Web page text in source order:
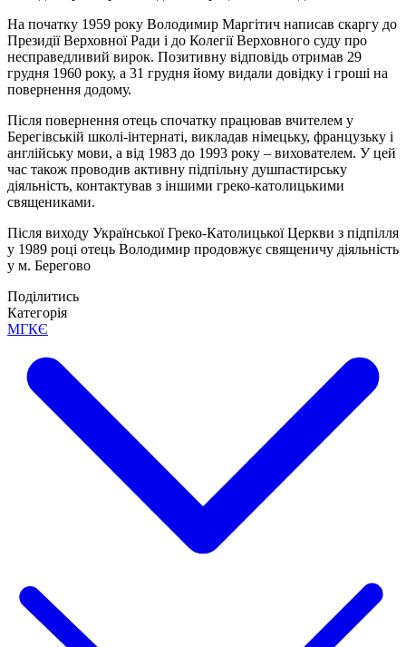
На початку 1959 року Володимир Маргітич написав скаргу до
Президії Верховної Ради і до Колегії Верховного суду про
несправедливий вирок. Позитивну відповідь отримав 29
грудня 1960 року, а 31 грудня йому видали довідку і гроші на
повернення додому.
Після повернення отець спочатку працював вчителем у
Берегівській школі-інтернаті, викладав німецьку, французьку і
англійську мови, а від 1983 до 1993 року – вихователем. У цей
час також проводив активну підпільну душпастирську
діяльність, контактував з іншими греко-католицькими
священиками.
Після виходу Української Греко-Католицької Церкви з підпілля
у 1989 році отець Володимир продовжує священичу діяльність
у м. Берегово
Поділитись
Категорія
МГКЄ